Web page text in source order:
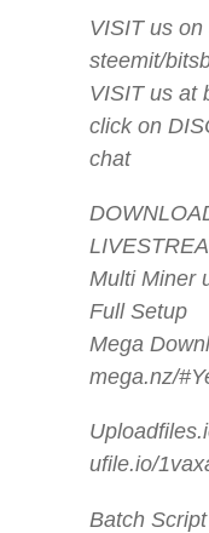
VISIT us
steemit/
VISIT us at
click on
chat
Multi Miner
Full Setup
Mega
mega.nz/
ufile.io/
Batch